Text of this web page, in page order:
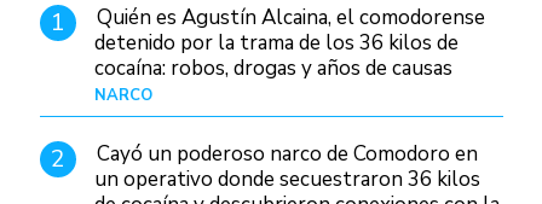
1
Quién es Agustín Alcaina, el comodorense
detenido por la trama de los 36 kilos de
cocaína: robos, drogas y años de causas
judiciales
NARCO
2
Cayó un poderoso narco de Comodoro en
un operativo donde secuestraron 36 kilos